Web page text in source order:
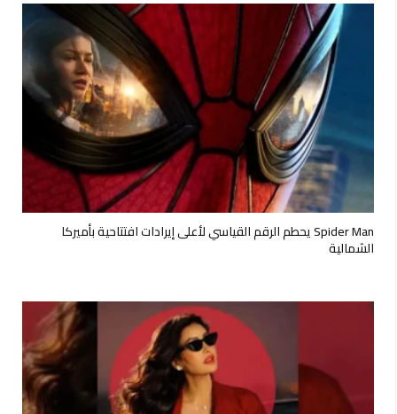
Spider Man يحطم الرقم القياسي لأعلى إيرادات افتتاحية بأميركا
الشمالية